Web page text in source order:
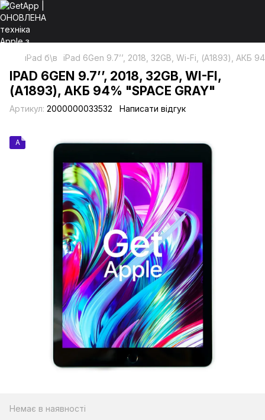
iPad б\в iPad 6Gen 9.7’’, 2018, 32GB, Wi-Fi, (А1893), АКБ
IPAD 6GEN 9.7’’, 2018, 32GB, WI-FI,
(А1893), АКБ 94% "SPACE GRAY"
Артикул: 2000000033532 Написати відгук
A
Немає в наявності